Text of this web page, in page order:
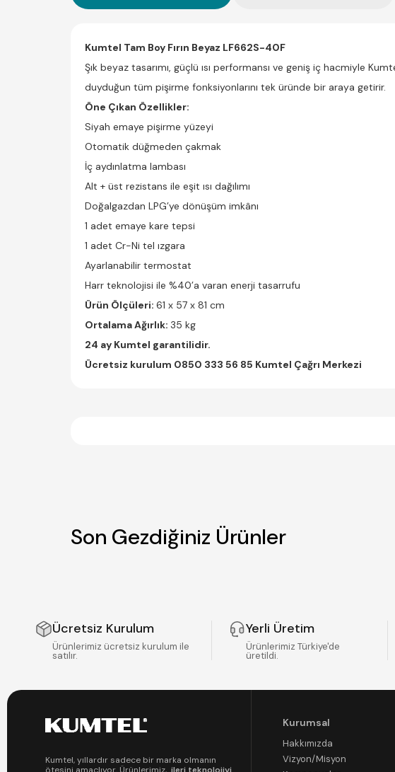
Kumtel Tam Boy Fırın Beyaz LF662S-40F
Şık beyaz tasarımı, güçlü ısı performansı ve geniş iç hacmiyle
duyduğun tüm pişirme fonksiyonlarını tek üründe bir araya getirir.
Öne Çıkan Özellikler:
Siyah emaye pişirme yüzeyi
Otomatik düğmeden çakmak
İç aydınlatma lambası
Alt + üst rezistans ile eşit ısı dağılımı
Doğalgazdan LPG’ye dönüşüm imkânı
1 adet emaye kare tepsi
1 adet Cr-Ni tel ızgara
Ayarlanabilir termostat
Harr teknolojisi ile %40’a varan enerji tasarrufu
Ürün Ölçüleri: 61 x 57 x 81 cm
Ortalama Ağırlık: 35 kg
24 ay Kumtel garantilidir.
Ücretsiz kurulum 0850 333 56 85 Kumtel Çağrı Merkezi
Son Gezdiğiniz Ürünler
Ücretsiz Kurulum
Ürünlerimiz ücretsiz kurulum ile
satılır.
Yerli Üretim
Ürünlerimiz Türkiye'de
üretildi.
Kumtel, yıllardır sadece bir marka olmanın
Kurumsal
Hakkımızda
Vizyon/Misyon